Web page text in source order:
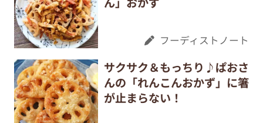
フーディストノート
サクサク＆もっちり♪ぱおさ
んの「れんこんおかず」に箸
が止まらない！